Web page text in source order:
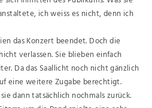
ich weiss es nicht, denn ich
das Konzert beendet. Doch die
verlassen. Sie blieben einfach
Da das Saallicht noch nicht gänzlich
eine weitere Zugabe berechtigt.
dann tatsächlich nochmals zurück.